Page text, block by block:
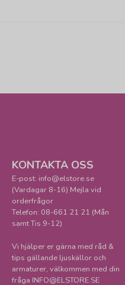
KONTAKTA OSS
E-post: info@elstore.se
(Vardagar 8-16) Mejla vid
orderfrågor
Telefon: 08-661 21 21 (Mån
samt Tis 9-12)
Vi hjälper er gärna med råd &
tips gällande ljuskällor och
armaturer, välkommen med din
fråga INFO@ELSTORE.SE